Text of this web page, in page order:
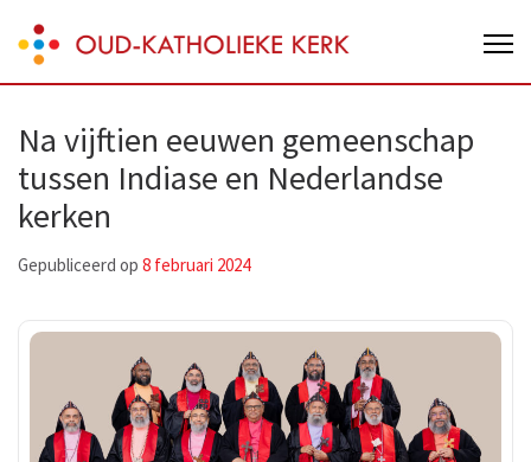
to
content
Enter)
Oud-Katholieke Kerk van Nederland
Na vijftien eeuwen gemeenschap
tussen Indiase en Nederlandse
kerken
Gepubliceerd op 8 februari 2024